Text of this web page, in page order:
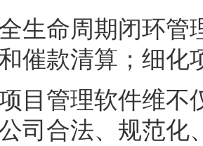
生命周期闭环管
催款清算；细化
目管理软件维不
司合法、 规范化